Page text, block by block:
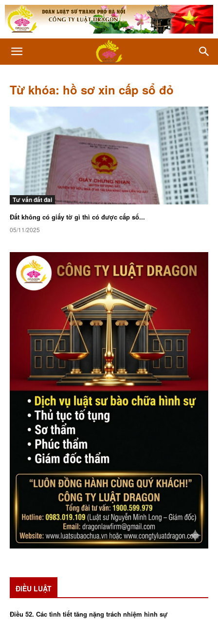
Từ khóa: hồ sơ xin cấp sổ đỏ
Tư vấn đất đai
Đất không có giấy tờ gì thì có được cấp sổ...
05/11/2025
ĐIỀU LUẬT
Điều 52. Các tình tiết tăng nặng trách nhiệm hình sự